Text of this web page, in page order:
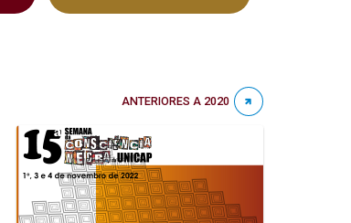
ANTERIORES A 2020